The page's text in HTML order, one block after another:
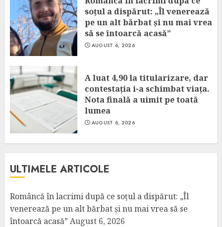
soțul a dispărut: „Îl venerează
pe un alt bărbat și nu mai vrea
să se întoarcă acasă”
AUGUST 6, 2026
A luat 4,90 la titularizare, dar
contestația i-a schimbat viața.
Nota finală a uimit pe toată
lumea
AUGUST 6, 2026
ULTIMELE ARTICOLE
Româncă în lacrimi după ce soțul a dispărut: „Îl
venerează pe un alt bărbat și nu mai vrea să se
întoarcă acasă” August 6, 2026